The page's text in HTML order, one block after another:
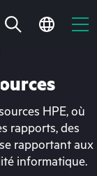
HPE, où
rapports, des
rapportant aux
informatique.